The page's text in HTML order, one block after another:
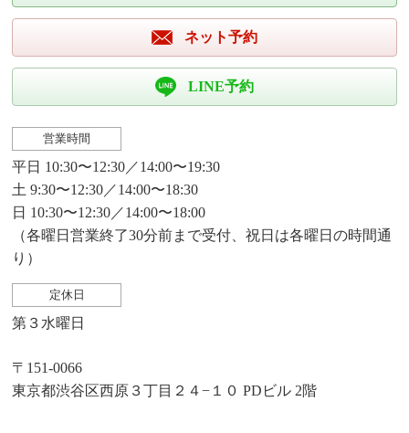
ネット予約
LINE予約
営業時間
平日 10:30〜12:30／14:00〜19:30
土 9:30〜12:30／14:00〜18:30
日 10:30〜12:30／14:00〜18:00
（各曜日営業終了30分前まで受付、祝日は各曜日の時間通
り）
定休日
第３水曜日
〒151-0066
東京都渋谷区西原３丁目２４−１０ PDビル 2階